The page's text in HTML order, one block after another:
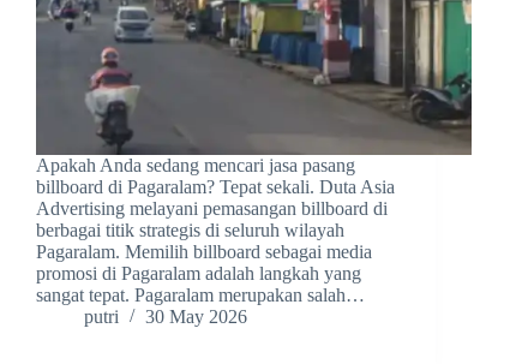
Apakah Anda sedang mencari jasa pasang
billboard di Pagaralam? Tepat sekali. Duta Asia
Advertising melayani pemasangan billboard di
berbagai titik strategis di seluruh wilayah
Pagaralam. Memilih billboard sebagai media
promosi di Pagaralam adalah langkah yang
sangat tepat. Pagaralam merupakan salah…
putri
30 May 2026